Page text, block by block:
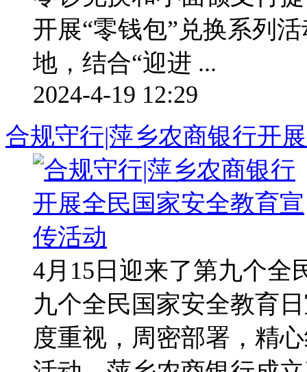
开展“零钱包”兑换系列
地，结合“迎进 ...
2024-4-19 12:29
合规守行|萍乡农商银行开
4月15日迎来了第九个全
九个全民国家安全教育
度重视，周密部署，精